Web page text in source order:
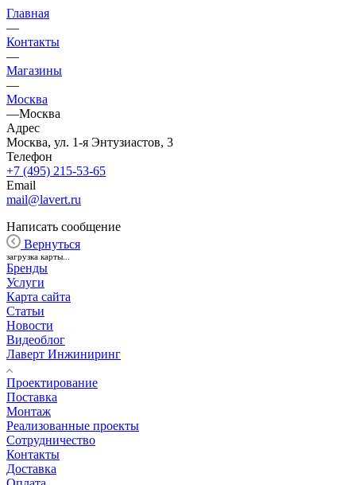
Главная
—
Контакты
—
Магазины
—
Москва
—Москва
Адрес
Москва, ул. 1-я Энтузиастов, 3
Телефон
+7 (495) 215-53-65
Email
mail@lavert.ru
Написать сообщение
Вернуться
загрузка карты...
Бренды
Услуги
Карта сайта
Статьи
Новости
Видеоблог
Лаверт Инжиниринг
Проектирование
Поставка
Монтаж
Реализованные проекты
Сотрудничество
Контакты
Доставка